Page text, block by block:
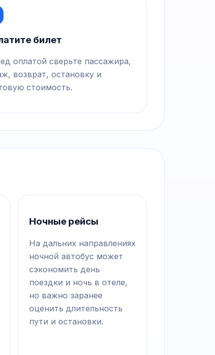
билет
оплатой сверьте пассажира,
возврат, остановку и
стоимость.
Ночные рейсы
На дальних направлениях
ночной автобус может
сэкономить день
поездки и ночь в отеле,
но важно заранее
оценить длительность
пути и остановки.